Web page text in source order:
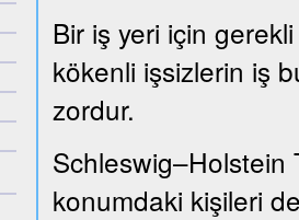
Bir iş yeri için
kökenli işsizlerin iş
zordur.
Schleswig–Holstein
konumdaki kişileri